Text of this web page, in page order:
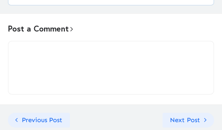
Post a Comment
Previous Post Next Post